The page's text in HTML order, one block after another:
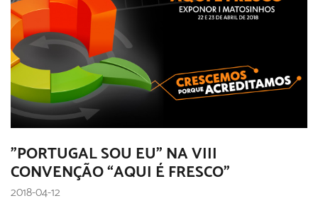
"PORTUGAL SOU EU" NA VIII
CONVENÇÃO “AQUI É FRESCO”
2018-04-12